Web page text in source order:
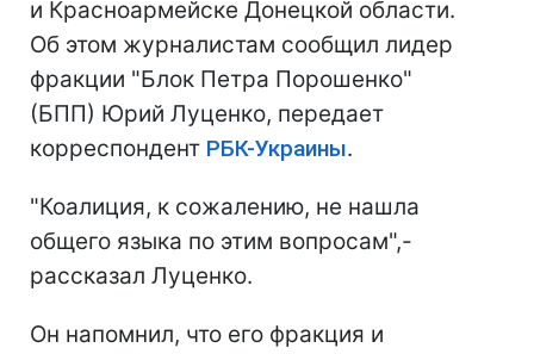
и Красноармейске Донецкой области.
Об этом журналистам сообщил лидер
фракции "Блок Петра Порошенко"
(БПП) Юрий Луценко, передает
корреспондент РБК-Украины.
"Коалиция, к сожалению, не нашла
общего языка по этим вопросам",-
рассказал Луценко.
Он напомнил, что его фракция и